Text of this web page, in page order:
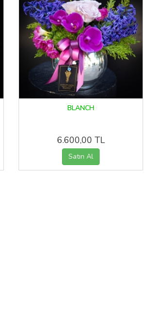
BLANCH
6.600,00 TL